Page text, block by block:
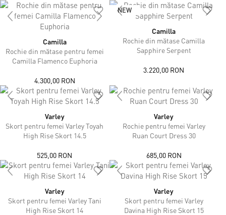
Camilla
Rochie din mătase pentru femei
Camilla Flamenco Euphoria
4.300,00 RON
NEW
Camilla
Rochie din mătase Camilla
Sapphire Serpent
3.220,00 RON
Varley
Skort pentru femei Varley Toyah
High Rise Skort 14.5
525,00 RON
Varley
Rochie pentru femei Varley
Ruan Court Dress 30
685,00 RON
Varley
Skort pentru femei Varley Tani
High Rise Skort 14
Varley
Skort pentru femei Varley
Davina High Rise Skort 15